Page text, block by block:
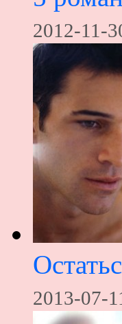
2012-11-
2013-07-